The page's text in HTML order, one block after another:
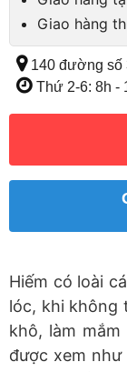
Giao hàng
140 đường số
Thứ 2-6: 8h -
Hiếm có loài
lóc, khi không
khô, làm
được xem